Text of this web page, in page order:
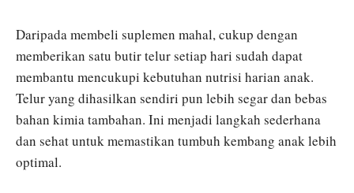
Daripada membeli suplemen mahal, cukup dengan
memberikan satu butir telur setiap hari sudah dapat
membantu mencukupi kebutuhan nutrisi harian anak.
Telur yang dihasilkan sendiri pun lebih segar dan bebas
bahan kimia tambahan. Ini menjadi langkah sederhana
dan sehat untuk memastikan tumbuh kembang anak lebih
optimal.